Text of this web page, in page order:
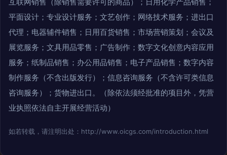
平面设计；专业设计服务；文艺创作；网络技术服务；进出口
代理；电器辅件销售；日用百货销售；市场营销策划；会议及
展览服务；文具用品零售；广告制作；数字文化创意内容应用
服务；纸制品销售；办公用品销售；电子产品销售；数字内容
制作服务（不含出版发行）；信息咨询服务（不含许可类信息
咨询服务）；货物进出口。（除依法须经批准的项目外，凭营
业执照依法自主开展经营活动）
如若转载，请注明出处：http://www.oicgs.com/introduction.html